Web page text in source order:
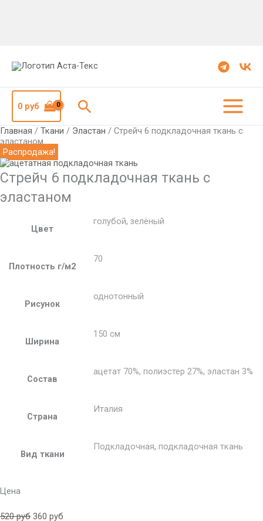
0руб Поиск
Главная / Ткани / Эластан / Стрейч 6 подкладочная ткань с
эластаном
Распродажа!
Стрейч 6 подкладочная ткань с
эластаном
Цвет
голубой, зелёный
Плотность г/м2
70
Рисунок
однотонный
Ширина
150 см
Состав
ацетат 70%, полиэстер 27%, эластан 3%
Страна
Италия
Вид ткани
Подкладочная, подкладочная ткань
Цена
520руб 360 руб
эластаном